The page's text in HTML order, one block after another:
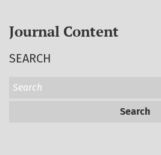
Journal Content
SEARCH
Search